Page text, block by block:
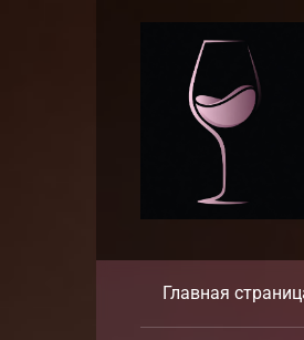
Главная